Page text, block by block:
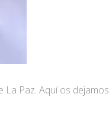
Paz. Aquí os dejamos